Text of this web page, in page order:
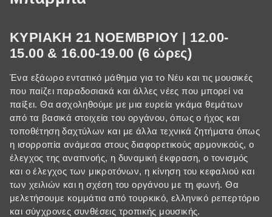
ΚΥΡΙΑΚΗ 21 ΝΟΕΜΒΡΙΟΥ | 12.00-
15.00 & 16.00-19.00 (6 ώρες)
Ένα εξάωρο εντατικό μάθημα για το Νέυ και τις μουσικές
που παίζει παραδοσιακά και άλλες νέες που μπορεί να
παίξει. Θα ασχοληθούμε με μια ευρεία γκάμα θεμάτων
από τα βασικά στοιχεία του οργάνου, όπως ο ήχος και
τοποθέτηση δαχτύλων και με άλλα τεχνικά ζητήματα όπως
η ισορροπία ανάμεσα στους διαφορετικούς αρμονικούς, ο
έλεγχος της αναπνοής, η δυναμική έκφραση, ο τονισμός
και ο έλεγχος των μικροτόνων, η κίνηση του κεφαλιού και
των χειλιών και η σχέση του οργάνου με τη φωνή. Θα
μελετήσουμε κομμάτια από τουρκικό, ελληνικό ρεπερτόριο
και σύγχρονες συνθέσεις τροπικής μουσικής.